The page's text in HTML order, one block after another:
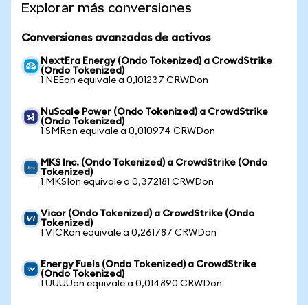
Explorar más conversiones
Conversiones avanzadas de activos
NextEra Energy (Ondo Tokenized) a CrowdStrike
(Ondo Tokenized)
1 NEEon equivale a 0,101237 CRWDon
NuScale Power (Ondo Tokenized) a CrowdStrike
(Ondo Tokenized)
1 SMRon equivale a 0,010974 CRWDon
MKS Inc. (Ondo Tokenized) a CrowdStrike (Ondo
Tokenized)
1 MKSIon equivale a 0,372181 CRWDon
Vicor (Ondo Tokenized) a CrowdStrike (Ondo
Tokenized)
1 VICRon equivale a 0,261787 CRWDon
Energy Fuels (Ondo Tokenized) a CrowdStrike
(Ondo Tokenized)
1 UUUUon equivale a 0,014890 CRWDon